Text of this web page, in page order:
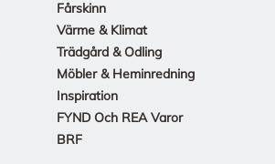
Fårskinn
Värme & Klimat
Trädgård & Odling
Möbler & Heminredning
Inspiration
FYND Och REA Varor
BRF